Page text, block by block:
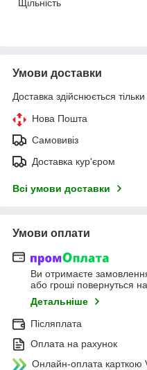
Щільність
Умови доставки
Доставка здійснюється
Нова Пошта
Самовивіз
Доставка кур'єром
Всі умови доставки
Умови оплати
Ви отримаєте
або гроші повернуться
Детальніше
Післяплата
Оплата на рахунок
Онлайн-оплата карткою